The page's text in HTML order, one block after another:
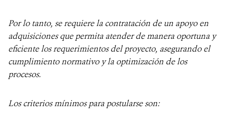
Por lo tanto, se requiere la contratación de un apoyo en
adquisiciones que permita atender de manera oportuna y
eficiente los requerimientos del proyecto, asegurando el
cumplimiento normativo y la optimización de los
procesos.
Los criterios mínimos para postularse son: